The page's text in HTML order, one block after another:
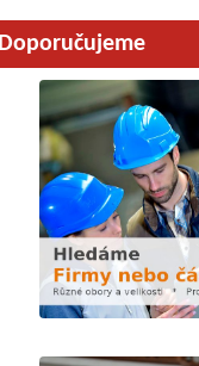
Doporučujeme